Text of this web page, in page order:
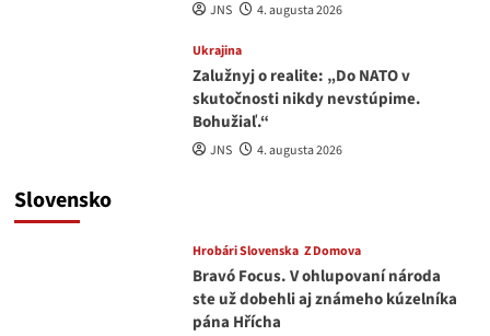
JNS 4. augusta 2026
Ukrajina
Zalužnyj o realite: „Do NATO v
skutočnosti nikdy nevstúpime.
Bohužiaľ.“
JNS 4. augusta 2026
Slovensko
Hrobári Slovenska Z Domova
Bravó Focus. V ohlupovaní národa
ste už dobehli aj známeho kúzelníka
pána Hřícha